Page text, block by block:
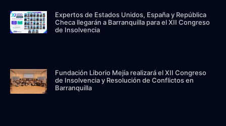
Expertos de Estados Unidos, España y República
Checa llegarán a Barranquilla para el XII Congreso
de Insolvencia
Fundación Liborio Mejía realizará el XII Congreso
de Insolvencia y Resolución de Conflictos en
Barranquilla